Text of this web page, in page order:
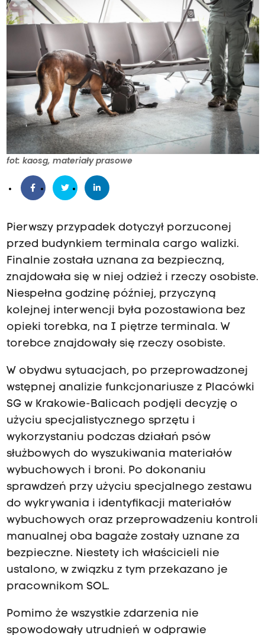
fot: kaosg, materiały prasowe
Pierwszy przypadek dotyczył porzuconej
przed budynkiem terminala cargo walizki.
Finalnie została uznana za bezpieczną,
znajdowała się w niej odzież i rzeczy osobiste.
Niespełna godzinę później, przyczyną
kolejnej interwencji była pozostawiona bez
opieki torebka, na I piętrze terminala. W
torebce znajdowały się rzeczy osobiste.
W obydwu sytuacjach, po przeprowadzonej
wstępnej analizie funkcjonariusze z Placówki
SG w Krakowie-Balicach podjęli decyzję o
użyciu specjalistycznego sprzętu i
wykorzystaniu podczas działań psów
służbowych do wyszukiwania materiałów
wybuchowych i broni. Po dokonaniu
sprawdzeń przy użyciu specjalnego zestawu
do wykrywania i identyfikacji materiałów
wybuchowych oraz przeprowadzeniu kontroli
manualnej oba bagaże zostały uznane za
bezpieczne. Niestety ich właścicieli nie
ustalono, w związku z tym przekazano je
pracownikom SOL.
Pomimo że wszystkie zdarzenia nie
spowodowały utrudnień w odprawie